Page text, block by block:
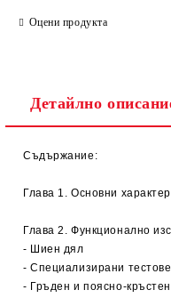
Оцени продукта
Детайлно
Съдържание:
Глава 1. Основни
Глава 2. Функционално
- Шиен дял
- Специализирани
- Гръден и поясно-